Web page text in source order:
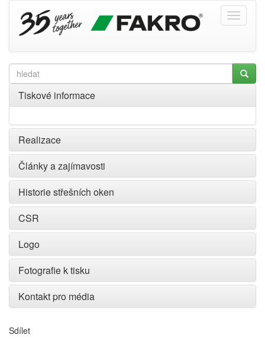
Tiskové informace
Realizace
Články a zajímavosti
Historie střešních oken
CSR
Logo
Fotografie k tisku
Kontakt pro média
Sdílet